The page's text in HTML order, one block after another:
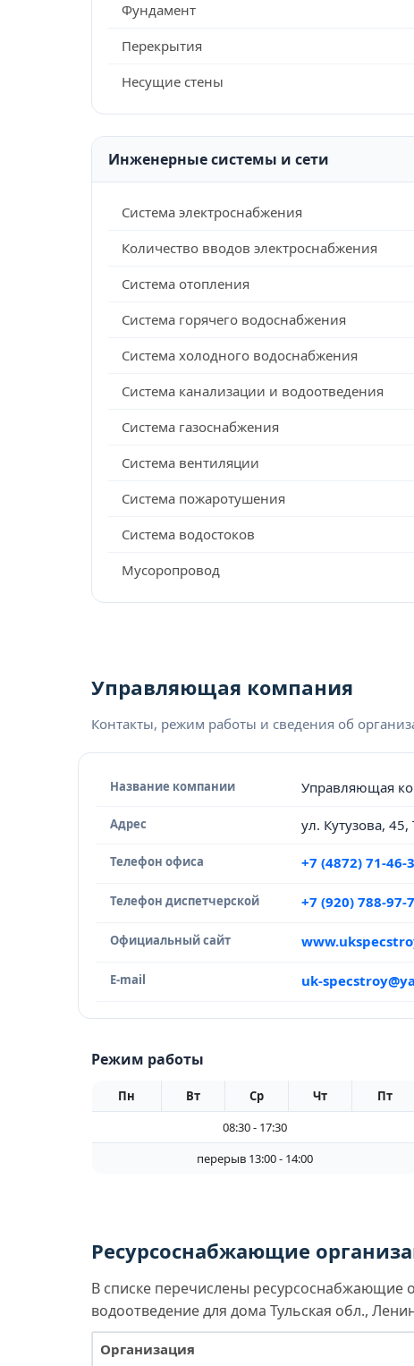
Фундамент
Перекрытия
Несущие стены
Инженерные системы и сети
Система электроснабжения
Количество вводов электроснабжения
Система отопления
Система горячего водоснабжения
Система холодного водоснабжения
Система канализации и водоотведения
Система газоснабжения
Система вентиляции
Система пожаротушения
Система водостоков
Мусоропровод
Управляющая компания
Контакты, режим работы и сведения об
Название компании Управляющая
Адрес ул. Кутузова, 45,
Телефон офиса +7 (4872) 71-46-
Телефон диспетчерской +7 (920) 788-97-
Официальный сайт
E-mail uk-
Режим работы
Пн Вт Ср Чт Пт
08:30 - 17:30
перерыв 13:00 - 14:00
Ресурсоснабжающие
В списке перечислены ресурсоснабжающие
водоотведение для дома Тульская обл.,
Организация